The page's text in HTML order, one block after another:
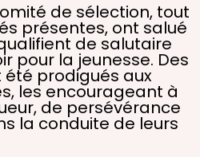
de sélection, tout
présentes, ont salué
de salutaire
pour la jeunesse. Des
été prodigués aux
les encourageant à
de persévérance
la conduite de leurs